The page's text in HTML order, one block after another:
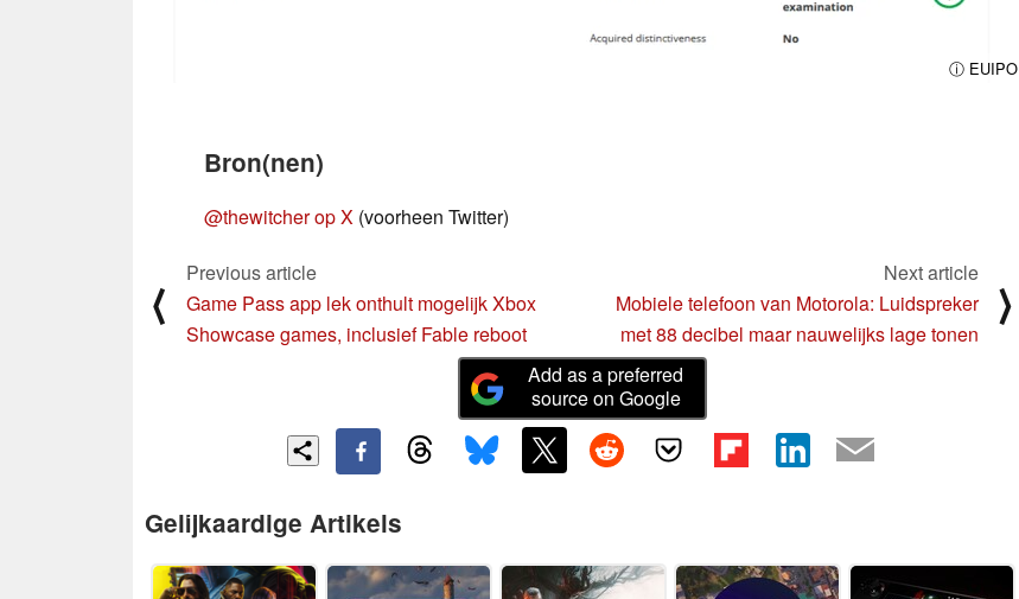
ⓘ EUIPO
Bron(nen)
@thewitcher op X (voorheen Twitter)
⟨
Previous article
Game Pass app lek onthult mogelijk Xbox
Showcase games, inclusief Fable reboot
Next article
Mobiele telefoon van Motorola: Luidspreker
met 88 decibel maar nauwelijks lage tonen
⟩
Add as a preferred
source on Google
Gelijkaardige Artikels